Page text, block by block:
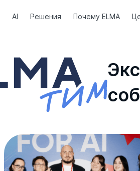
AI Решения Почему ELMA